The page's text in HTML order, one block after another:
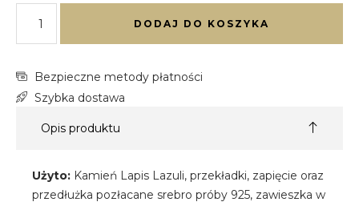
DODAJ DO KOSZYKA
Bezpieczne metody płatności
Szybka dostawa
Opis produktu
Użyto: Kamień Lapis Lazuli, przekładki, zapięcie oraz
przedłużka pozłacane srebro próby 925, zawieszka w